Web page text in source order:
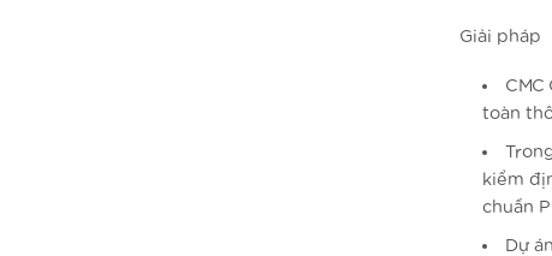
Giải pháp
toàn
kiểm
chuẩn
Dự